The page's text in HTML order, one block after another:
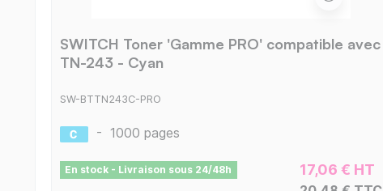
SWITCH Toner 'Gamme PRO' compatible avec
TN-243 - Cyan
SW-BTTN243C-PRO
- 1000 pages
En stock - Livraison sous 24/48h 17,06 € HT